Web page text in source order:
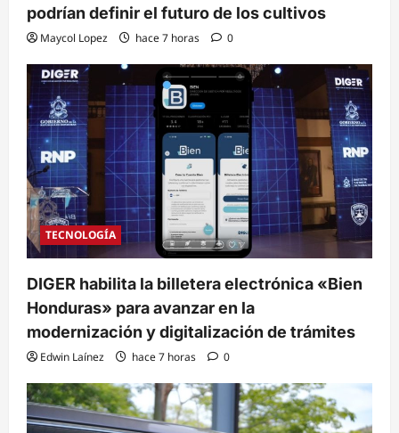
podrían definir el futuro de los cultivos
Maycol Lopez hace 7 horas 0
TECNOLOGÍA
DIGER habilita la billetera electrónica «Bien
Honduras» para avanzar en la
modernización y digitalización de trámites
Edwin Laínez hace 7 horas 0